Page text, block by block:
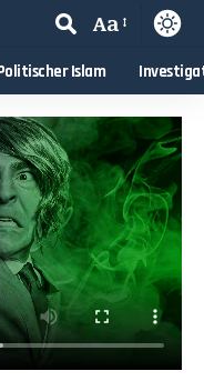
Aa
Islam